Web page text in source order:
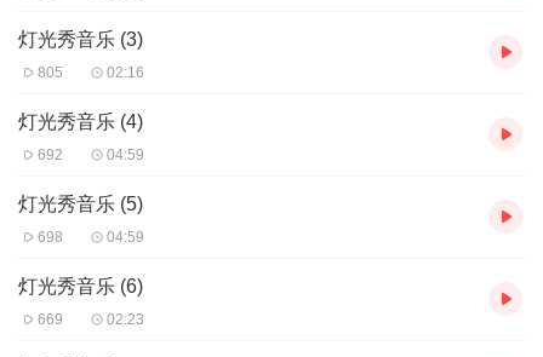
灯光秀音乐 (3)
805 02:16
灯光秀音乐 (4)
692 04:59
灯光秀音乐 (5)
698 04:59
灯光秀音乐 (6)
669 02:23